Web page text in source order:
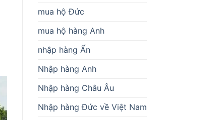
mua hộ Đức
mua hộ hàng Anh
nhập hàng Ấn
Nhập hàng Anh
Nhập hàng Châu Âu
Nhập hàng Đức về Việt Nam